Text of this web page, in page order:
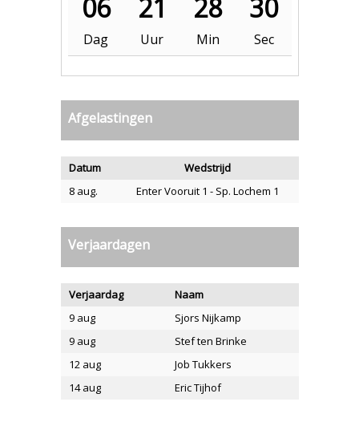
06
Dag
21
Uur
28
Min
29
Sec
Afgelastingen
Datum
Wedstrijd
8 aug.
Enter Vooruit 1 - Sp. Lochem 1
Verjaardagen
Verjaardag
Naam
9 aug
Sjors Nijkamp
9 aug
Stef ten Brinke
12 aug
Job Tukkers
14 aug
Eric Tijhof